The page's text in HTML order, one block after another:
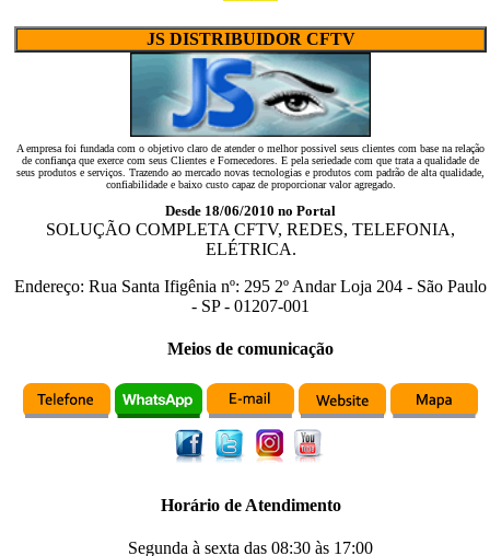
JS DISTRIBUIDOR CFTV
A empresa foi fundada com o objetivo claro de atender o melhor possivel seus clientes com base na relação
de confiança que exerce com seus Clientes e Fornecedores. E pela seriedade com que trata a qualidade de
seus produtos e serviços. Trazendo ao mercado novas tecnologias e produtos com padrão de alta qualidade,
confiabilidade e baixo custo capaz de proporcionar valor agregado.
Desde 18/06/2010 no Portal
SOLUÇÃO COMPLETA CFTV, REDES, TELEFONIA,
ELÉTRICA.
Endereço: Rua Santa Ifigênia nº: 295 2º Andar Loja 204 - São Paulo
- SP- 01207-001
Meios de comunicação
Horário de Atendimento
Segunda à sexta das 08:30 às 17:00